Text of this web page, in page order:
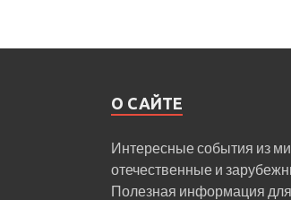
О САЙТЕ
Интересные события из
отечественные и
Полезная информация